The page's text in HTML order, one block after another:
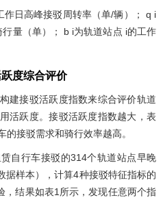
作日高峰接驳周转率（单/辆）； q i
量（单）； b i为轨道站点 i的工作
度综合评价
建接驳活跃度指数来综合评价轨道
活跃度。接驳活跃度指数越大，表
接驳需求和骑行效率越高。
自行车接驳的314个轨道站点早晚
据样本），计算4种接驳特征指标的
，结果如表1 所示，发现任意两个指